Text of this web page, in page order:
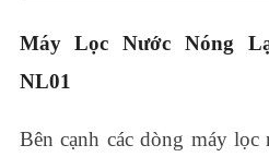
Máy Lọc Nước Nóng
NL01
Bên cạnh các dòng máy